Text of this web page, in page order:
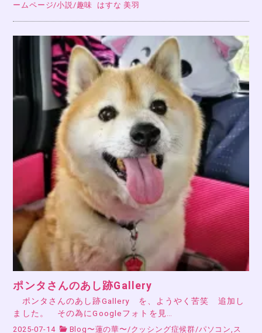
ームページ/小説/趣味 はすな 美羽
ポンタさんのあし跡Gallery
ポンタさんのあし跡Gallery を、ようやく苦笑 追加し
ました。 その為にGoogleフォトを見…
2025-07-14 Blog〜蓮の華〜/クッシング症候群/パソコン,ス